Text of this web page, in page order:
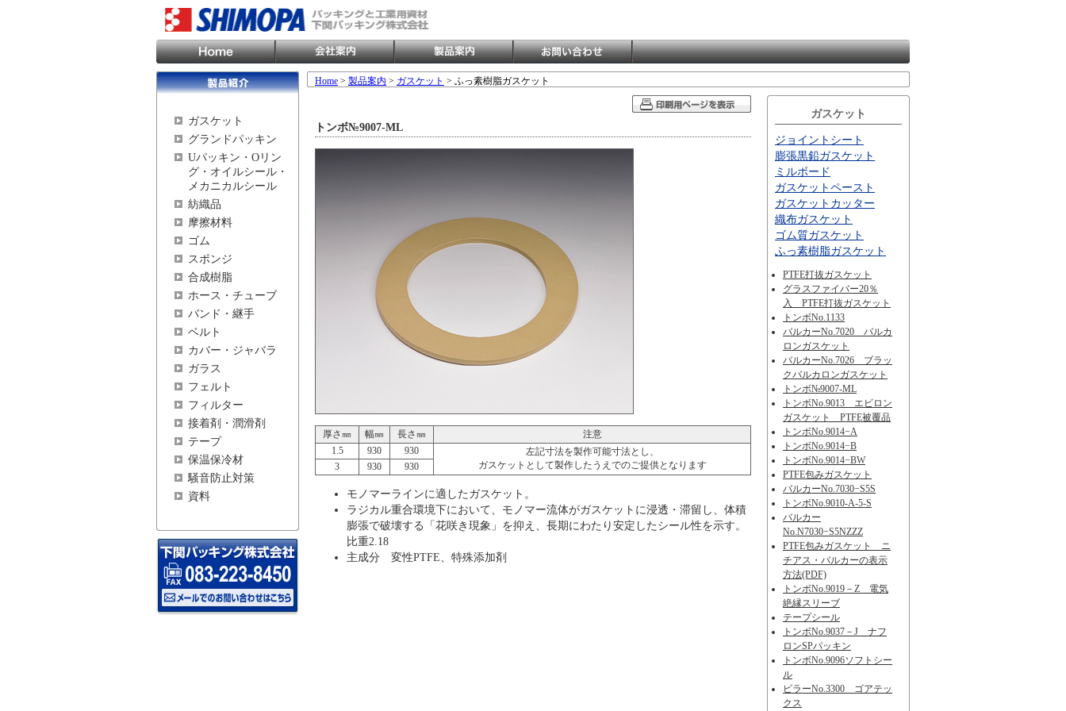
ガスケット
グランドパッキン
Uパッキン・Oリン
グ・オイルシール・
メカニカルシール
紡織品
摩擦材料
ゴム
スポンジ
合成樹脂
ホース・チューブ
バンド・継手
ベルト
カバー・ジャバラ
ガラス
フェルト
フィルター
接着剤・潤滑剤
テープ
保温保冷材
騒音防止対策
資料
Home > 製品案内 > ガスケット > ふっ素樹脂ガスケット
トンボ№9007-ML
厚さ㎜ 幅㎜ 長さ㎜
注意
1.5
930 930
左記寸法を製作可能寸法とし、
ガスケットとして製作したうえでのご提供となります
3 930 930
モノマーラインに適したガスケット。
ラジカル重合環境下において、モノマー流体がガスケットに浸透・滞留し、体積
膨張で破壊する「花咲き現象」を抑え、長期にわたり安定したシール性を示す。
比重2.18
主成分 変性PTFE、特殊添加剤
ガスケット
ジョイントシート
膨張黒鉛ガスケット
ミルボード
ガスケットペースト
ガスケットカッター
織布ガスケット
ゴム質ガスケット
ふっ素樹脂ガスケット
PTFE打抜ガスケット
グラスファイバー20％
入 PTFE打抜ガスケット
トンボNo.1133
バルカーNo.7020 バルカ
ロンガスケット
バルカーNo.7026 ブラッ
クバルカロンガスケット
トンボ№9007-ML
トンボNo.9013 エビロン
ガスケット PTFE被覆品
トンボNo.9014−A
トンボNo.9014−B
トンボNo.9014−BW
PTFE包みガスケット
バルカーNo.7030−S5S
トンボNo.9010-A-5-S
バルカー
No.N7030−S5NZZZ
PTFE包みガスケット ニ
チアス・バルカーの表示
方法(PDF)
トンボNo.9019－Z 電気
絶縁スリーブ
テープシール
トンボNo.9037－J ナフ
ロンSPパッキン
トンボNo.9096ソフトシー
ル
ピラーNo.3300 ゴアテッ
クス